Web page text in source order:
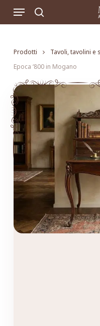
search
Menu
Prodotti Tavoli, tavolini e
Epoca ‘800 in Mogano